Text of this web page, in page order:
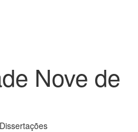
Nove de